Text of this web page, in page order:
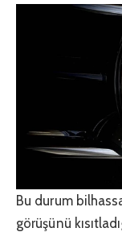
Bu durum
görüşünü